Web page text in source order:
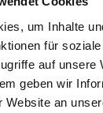
um Inhalte
für
auf unsere
geben wir
Website an
auf gegen